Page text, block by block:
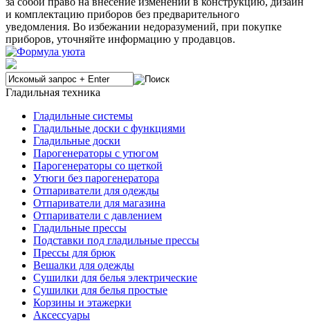
и комплектацию приборов без предварительного
уведомления. Во избежании недоразумений, при покупке
приборов, уточняйте информацию у продавцов.
Гладильная техника
Гладильные системы
Гладильные доски с функциями
Гладильные доски
Парогенераторы с утюгом
Парогенераторы со щеткой
Утюги без парогенератора
Отпариватели для одежды
Отпариватели для магазина
Отпариватели с давлением
Гладильные прессы
Подставки под гладильные прессы
Прессы для брюк
Вешалки для одежды
Сушилки для белья электрические
Сушилки для белья простые
Корзины и этажерки
Аксессуары